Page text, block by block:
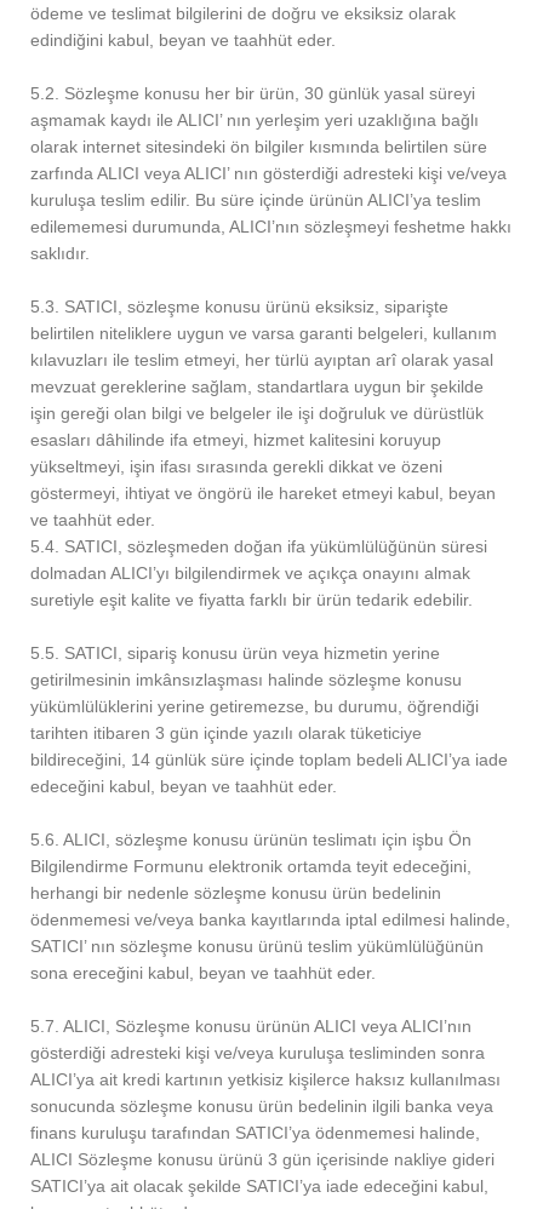
ödeme ve teslimat bilgilerini de doğru ve eksiksiz olarak
edindiğini kabul, beyan ve taahhüt eder.
5.2. Sözleşme konusu her bir ürün, 30 günlük yasal süreyi
aşmamak kaydı ile ALICI’ nın yerleşim yeri uzaklığına bağlı
olarak internet sitesindeki ön bilgiler kısmında belirtilen süre
zarfında ALICI veya ALICI’ nın gösterdiği adresteki kişi ve/veya
kuruluşa teslim edilir. Bu süre içinde ürünün ALICI’ya teslim
edilememesi durumunda, ALICI’nın sözleşmeyi feshetme hakkı
saklıdır.
5.3. SATICI, sözleşme konusu ürünü eksiksiz, siparişte
belirtilen niteliklere uygun ve varsa garanti belgeleri, kullanım
kılavuzları ile teslim etmeyi, her türlü ayıptan arî olarak yasal
mevzuat gereklerine sağlam, standartlara uygun bir şekilde
işin gereği olan bilgi ve belgeler ile işi doğruluk ve dürüstlük
esasları dâhilinde ifa etmeyi, hizmet kalitesini koruyup
yükseltmeyi, işin ifası sırasında gerekli dikkat ve özeni
göstermeyi, ihtiyat ve öngörü ile hareket etmeyi kabul, beyan
ve taahhüt eder.
5.4. SATICI, sözleşmeden doğan ifa yükümlülüğünün süresi
dolmadan ALICI’yı bilgilendirmek ve açıkça onayını almak
suretiyle eşit kalite ve fiyatta farklı bir ürün tedarik edebilir.
5.5. SATICI, sipariş konusu ürün veya hizmetin yerine
getirilmesinin imkânsızlaşması halinde sözleşme konusu
yükümlülüklerini yerine getiremezse, bu durumu, öğrendiği
tarihten itibaren 3 gün içinde yazılı olarak tüketiciye
bildireceğini, 14 günlük süre içinde toplam bedeli ALICI’ya iade
edeceğini kabul, beyan ve taahhüt eder.
5.6. ALICI, sözleşme konusu ürünün teslimatı için işbu Ön
Bilgilendirme Formunu elektronik ortamda teyit edeceğini,
herhangi bir nedenle sözleşme konusu ürün bedelinin
ödenmemesi ve/veya banka kayıtlarında iptal edilmesi halinde,
SATICI’ nın sözleşme konusu ürünü teslim yükümlülüğünün
sona ereceğini kabul, beyan ve taahhüt eder.
5.7. ALICI, Sözleşme konusu ürünün ALICI veya ALICI’nın
gösterdiği adresteki kişi ve/veya kuruluşa tesliminden sonra
ALICI’ya ait kredi kartının yetkisiz kişilerce haksız kullanılması
sonucunda sözleşme konusu ürün bedelinin ilgili banka veya
finans kuruluşu tarafından SATICI’ya ödenmemesi halinde,
ALICI Sözleşme konusu ürünü 3 gün içerisinde nakliye gideri
SATICI’ya ait olacak şekilde SATICI’ya iade edeceğini kabul,